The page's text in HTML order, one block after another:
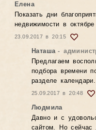
Елена
Показать дни
недвижимости в
23.09.2017 в 20:15
Наташа -
Предлагаем
подбора времени
разделе календари.
25.09.2017 в 20:48
Людмила
Давно и с
сайтом. Но сейчас